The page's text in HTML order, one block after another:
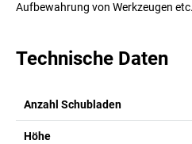
Aufbewahrung von Werkzeugen
Technische Daten
Anzahl Schubladen
Höhe